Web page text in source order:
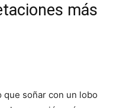
más
que soñar con un lobo